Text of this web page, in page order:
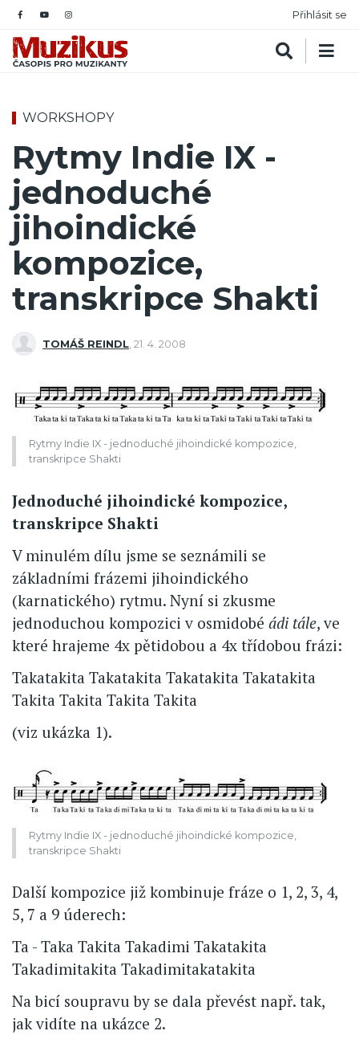
Přihlásit se
WORKSHOPY
Rytmy Indie IX -
jednoduché
jihoindické
kompozice,
transkripce Shakti
TOMÁŠ REINDL 21. 4. 2008
Rytmy Indie IX - jednoduché jihoindické kompozice,
transkripce Shakti
Jednoduché jihoindické kompozice,
transkripce Shakti
V minulém dílu jsme se seznámili se
základními frázemi jihoindického
(karnatického) rytmu. Nyní si zkusme
jednoduchou kompozici v osmidobé ádi tále, ve
které hrajeme 4x pětidobou a 4x třídobou frázi:
Takatakita Takatakita Takatakita Takatakita
Takita Takita Takita Takita
(viz ukázka 1).
Rytmy Indie IX - jednoduché jihoindické kompozice,
transkripce Shakti
Další kompozice již kombinuje fráze o 1, 2, 3, 4,
5, 7 a 9 úderech:
Ta - Taka Takita Takadimi Takatakita
Takadimitakita Takadimitakatakita
Na bicí soupravu by se dala převést např. tak,
jak vidíte na ukázce 2.